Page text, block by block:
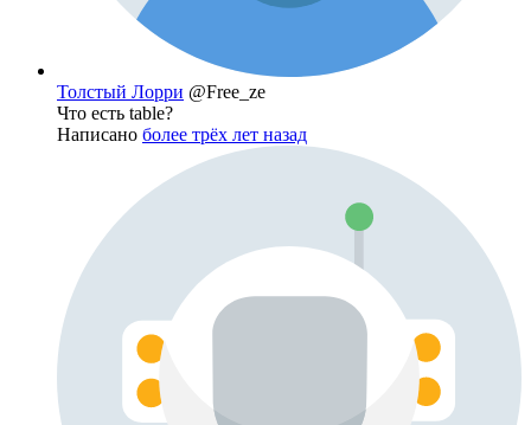
Толстый Лорри @Free_ze
Что есть table?
Написано более трёх лет назад